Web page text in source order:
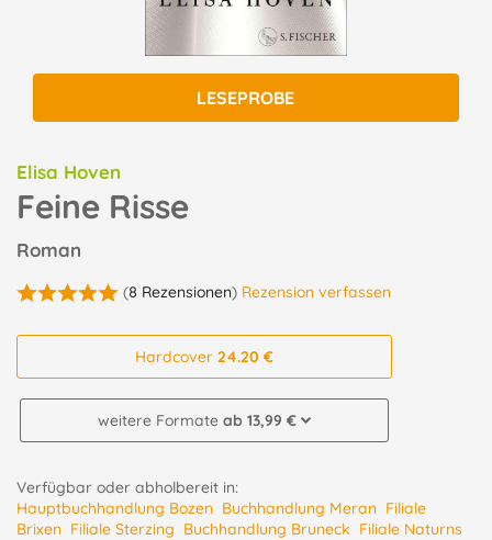
LESEPROBE
Elisa Hoven
Feine Risse
Roman
(8 Rezensionen) Rezension verfassen
Hardcover 24.20 €
weitere Formate ab 13,99 €
Verfügbar oder abholbereit in:
Hauptbuchhandlung Bozen Buchhandlung Meran Filiale
Brixen Filiale Sterzing Buchhandlung Bruneck Filiale Naturns